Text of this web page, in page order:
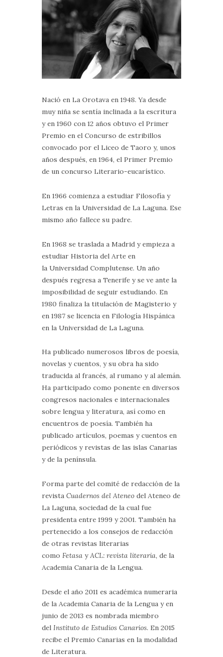
Nació en La Orotava en 1948. Ya desde
muy niña se sentía inclinada a la escritura
y en 1960 con 12 años obtuvo el Primer
Premio en el Concurso de estribillos
convocado por el Liceo de Taoro y, unos
años después, en 1964, el Primer Premio
de un concurso Literario-eucarístico.
En 1966 comienza a estudiar Filosofía y
Letras en la Universidad de La Laguna. Ese
mismo año fallece su padre.
En 1968 se traslada a Madrid y empieza a
estudiar Historia del Arte en
la Universidad Complutense. Un año
después regresa a Tenerife y se ve ante la
imposibilidad de seguir estudiando. En
1980 finaliza la titulación de Magisterio y
en 1987 se licencia en Filología Hispánica
en la Universidad de La Laguna.
Ha publicado numerosos libros de poesía,
novelas y cuentos, y su obra ha sido
traducida al francés, al rumano y al alemán.
Ha participado como ponente en diversos
congresos nacionales e internacionales
sobre lengua y literatura, así como en
encuentros de poesía. También ha
publicado artículos, poemas y cuentos en
periódicos y revistas de las islas Canarias
y de la península.
Forma parte del comité de redacción de la
revista Cuadernos del Ateneo del Ateneo de
La Laguna, sociedad de la cual fue
presidenta entre 1999 y 2001. También ha
pertenecido a los consejos de redacción
de otras revistas literarias
como Fetasa yACL: revista literaria, de la
Academia Canaria de la Lengua.
Desde el año 2011 es académica numeraria
de la Academia Canaria de la Lengua y en
junio de 2013 es nombrada miembro
del Instituto de Estudios Canarios. En 2015
recibe el Premio Canarias en la modalidad
de Literatura.